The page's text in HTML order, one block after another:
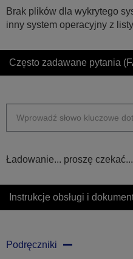
Brak plików dla wykrytego
inny system operacyjny z
Często zadawane pytania
Ładowanie... proszę czekać...
Instrukcje obsługi i
Podręczniki